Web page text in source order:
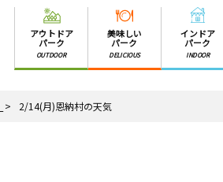
アウトドア
パーク
OUTDOOR
美味しい
パーク
DELICIOUS
インドア
パーク
INDOOR
2/14(月)恩納村の天気